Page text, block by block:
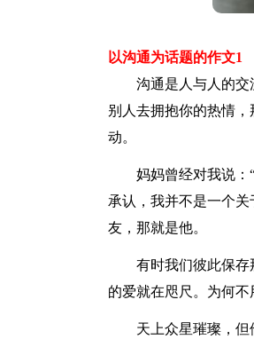
以沟通为话题的作文1
沟通是人与人的交流
别人去拥抱你的热情
动。
妈妈曾经对我说：“
承认，我并不是一个
友，那就是他。
有时我们彼此保存那
的爱就在咫尺。为何不
天上众星璀璨，但他